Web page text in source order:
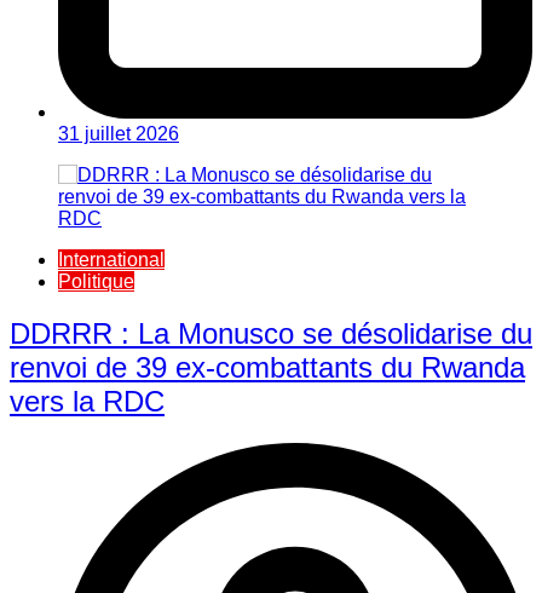
31 juillet 2026
International
Politique
DDRRR : La Monusco se désolidarise du
renvoi de 39 ex-combattants du Rwanda
vers la RDC